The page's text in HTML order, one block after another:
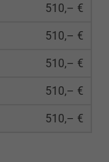
510,– €
510,– €
510,– €
510,– €
510,– €